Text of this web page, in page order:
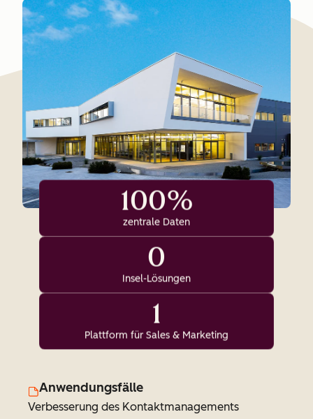
100%
zentrale Daten
0
Insel-Lösungen
1
Plattform für Sales & Marketing
Anwendungsfälle
Verbesserung des Kontaktmanagements